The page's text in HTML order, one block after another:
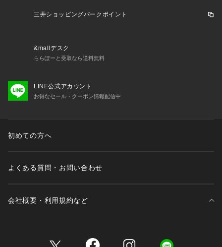
三井ショッピングパークポイント
&mallデスク
ららぽーと受取なら送料無料
LINE公式アカウント
お得なセール・クーポン情報配信中
初めての方へ
よくある質問・お問い合わせ
会社概要・利用規約など